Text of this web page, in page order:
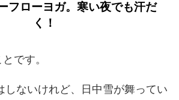
フローヨガ。寒い夜でも汗だ
く！
です。
しないけれど、日中雪が舞ってい